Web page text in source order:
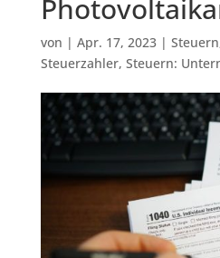
von | Apr. 17, 2023| Steuern
Steuerzahler, Steuern: